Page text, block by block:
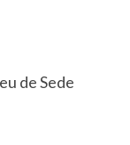
de Sede